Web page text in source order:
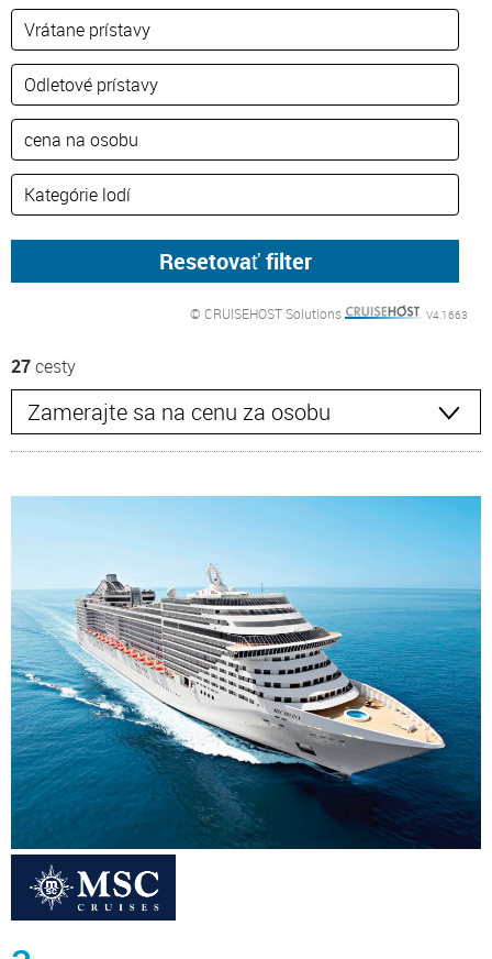
© CRUISEHOST Solutions V4.1663
27cesty